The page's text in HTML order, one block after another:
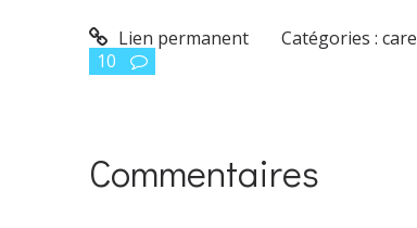
Lien permanent Catégories :care
10
Commentaires